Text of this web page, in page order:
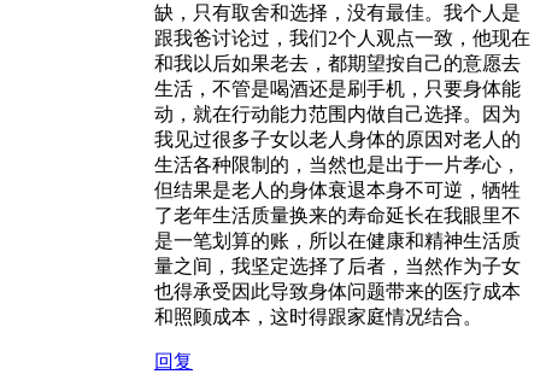
缺，只有取舍和选择，没有最佳。我个人是
跟我爸讨论过，我们2个人观点一致，他现在
和我以后如果老去，都期望按自己的意愿去
生活，不管是喝酒还是刷手机，只要身体能
动，就在行动能力范围内做自己选择。因为
我见过很多子女以老人身体的原因对老人的
生活各种限制的，当然也是出于一片孝心，
但结果是老人的身体衰退本身不可逆，牺牲
了老年生活质量换来的寿命延长在我眼里不
是一笔划算的账，所以在健康和精神生活质
量之间，我坚定选择了后者，当然作为子女
也得承受因此导致身体问题带来的医疗成本
和照顾成本，这时得跟家庭情况结合。
回复